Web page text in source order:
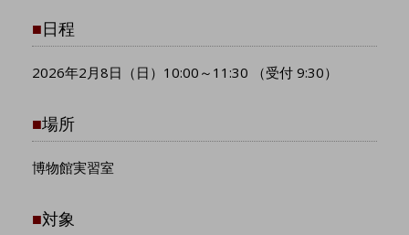
■日程
2026年2月8日（日）10:00～11:30 （受付 9:30）
■場所
博物館実習室
■対象